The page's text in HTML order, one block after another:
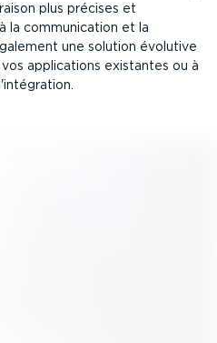
plus précises et
la commu­ni­cation et la
une solution évolutive
appli­ca­tions existantes ou à